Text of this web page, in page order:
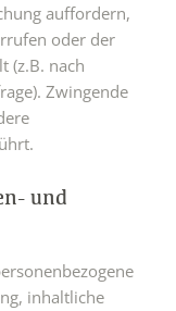
auffordern,
oder der
(z.B. nach
Zwingende
und
inhaltliche